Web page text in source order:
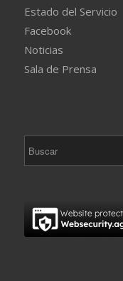
Estado del Servicio
Facebook
Noticias
Sala de Prensa